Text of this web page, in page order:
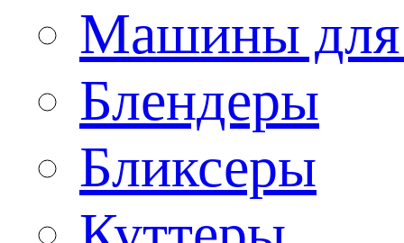
Машины для
Блендеры
Бликсеры